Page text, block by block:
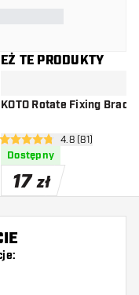
TE PRODUKTY
listy życzeń
KOTO Rotate Fixing
otwórz panel
4.8 gwiazdki oceny
4.8 (81)
Dostępny
17 zł